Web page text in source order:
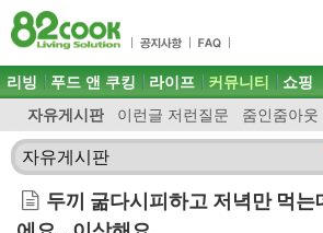
목차
주메뉴 바로가기
컨텐츠 바로가기
검색 바로가기
로그인 바로가기
주메뉴
리빙 푸드 앤 쿠킹 라이프 커뮤니티
자유게시판 이런글 저런질문 줌인줌아웃
쇼핑
자유게시판
두끼 굶다시피하고 저녁만 먹는